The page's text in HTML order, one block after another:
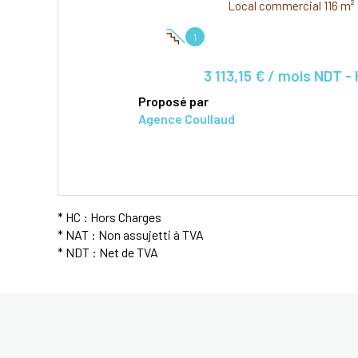
Local commercial 116 m²
1
3 113,15 € / mois NDT -
Proposé par
Agence Coullaud
* HC : Hors Charges
* NAT : Non assujetti à TVA
* NDT : Net de TVA